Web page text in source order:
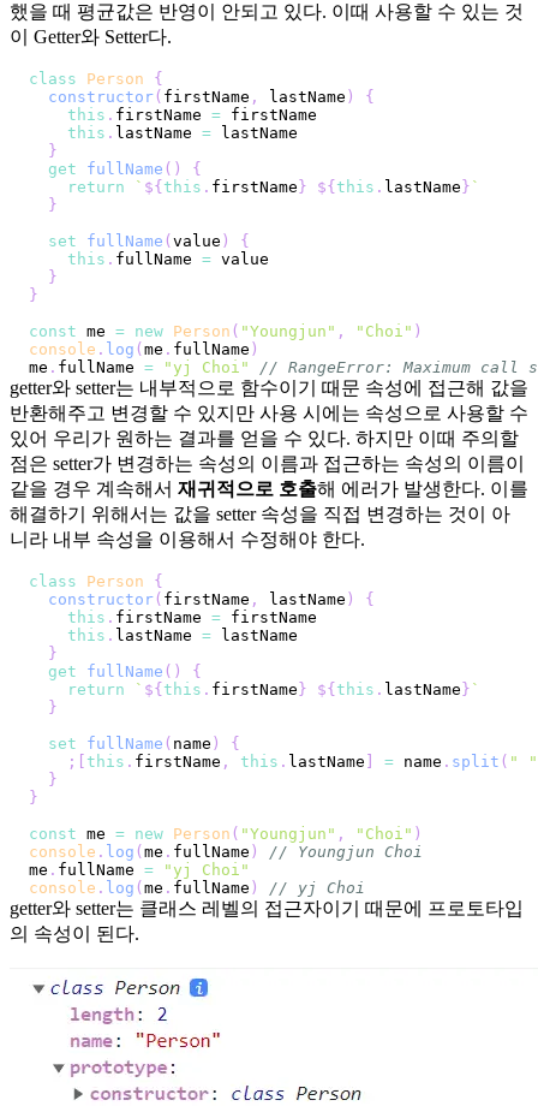
했을 때 평균값은 반영이 안되고 있다. 이때 사용할 수 있는 것
이 Getter와 Setter다.
class Person
{
constructor( firstName , lastName )
{
this . firstName =
this . lastName =
}
get
fullName ( )
{
return
` ${ this . firstName } ${ this . lastName } `
}
set
fullName ( value )
{
this . fullName =
}
}
const me = new Person ( "Youngjun" , "Choi" )
console . log ( me . fullName )
me . fullName = "yj Choi" // RangeError: Maximum call
getter와 setter는 내부적으로 함수이기 때문 속성에 접근해 값을
반환해주고 변경할 수 있지만 사용 시에는 속성으로 사용할 수
있어 우리가 원하는 결과를 얻을 수 있다. 하지만 이때 주의할
점은 setter가 변경하는 속성의 이름과 접근하는 속성의 이름이
같을 경우 계속해서 재귀적으로 호출해 에러가 발생한다. 이를
해결하기 위해서는 값을 setter 속성을 직접 변경하는 것이 아
니라 내부 속성을 이용해서 수정해야 한다.
class Person
{
constructor( firstName , lastName )
{
this . firstName =
this . lastName =
}
get
fullName ( )
{
return
` ${ this . firstName } ${ this . lastName } `
}
set
fullName ( name )
{
;
this . firstName , this . lastName = name . split ( " "
}
}
const me = new Person ( "Youngjun" , "Choi" )
console . log ( me . fullName )
// Youngjun Choi
me . fullName =
"yj Choi"
console . log ( me . fullName ) // yj Choi
getter와 setter는 클래스 레벨의 접근자이기 때문에 프로토타입
의 속성이 된다.